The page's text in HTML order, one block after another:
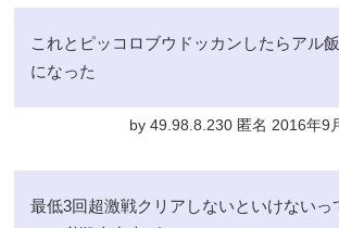
これとピッコロブウドッカンしたらアル
になった
by 49.98.8.230 匿名 2016年9
最低3回超激戦クリアしないといけないっ